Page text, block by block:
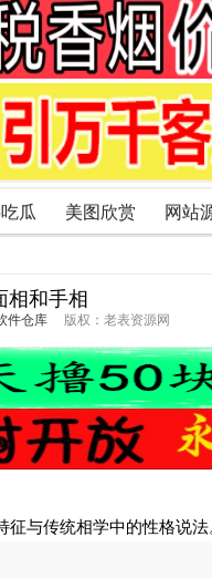
瓜 美图欣赏 网站
相和手相
件仓库 版权：老表资源网
与传统相学中的性格说法